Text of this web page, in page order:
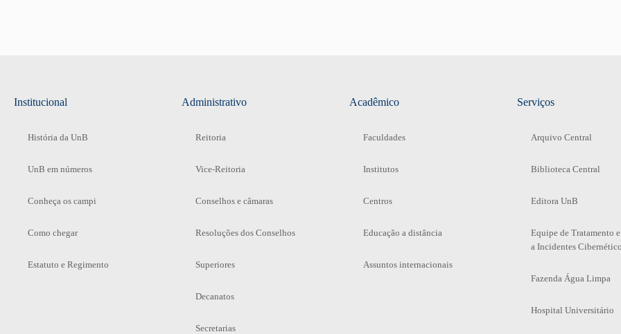
Institucional
História da UnB
UnB em números
Conheça os campi
Como chegar
Estatuto e Regimento
Administrativo
Reitoria
Vice-Reitoria
Conselhos e câmaras
Resoluções dos Conselhos
Superiores
Decanatos
Secretarias
Acadêmico
Faculdades
Institutos
Centros
Educação a distância
Assuntos internacionais
Serviços
Arquivo Central
Biblioteca Central
Editora UnB
Equipe de Tratamento
a Incidentes
Fazenda Água Limpa
Hospital Universitário